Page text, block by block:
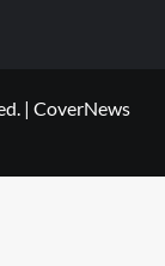
| CoverNews